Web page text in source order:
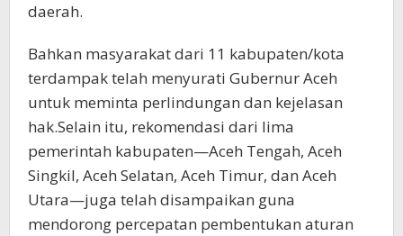
daerah.
Bahkan masyarakat dari 11 kabupaten/kota
terdampak telah menyurati Gubernur Aceh
untuk meminta perlindungan dan kejelasan
hak.Selain itu, rekomendasi dari lima
pemerintah kabupaten—Aceh Tengah, Aceh
Singkil, Aceh Selatan, Aceh Timur, dan Aceh
Utara—juga telah disampaikan guna
mendorong percepatan pembentukan aturan